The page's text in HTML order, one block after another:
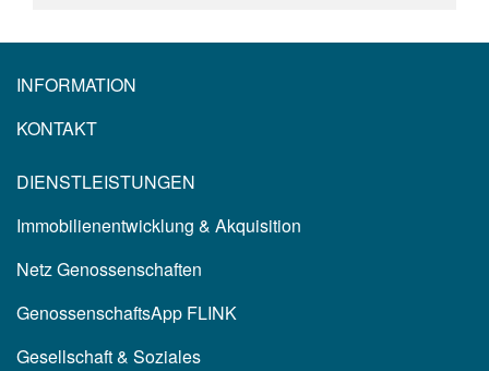
INFORMATION
KONTAKT
DIENSTLEISTUNGEN
Immobilienentwicklung & Akquisition
Netz Genossenschaften
GenossenschaftsApp FLINK
Gesellschaft & Soziales